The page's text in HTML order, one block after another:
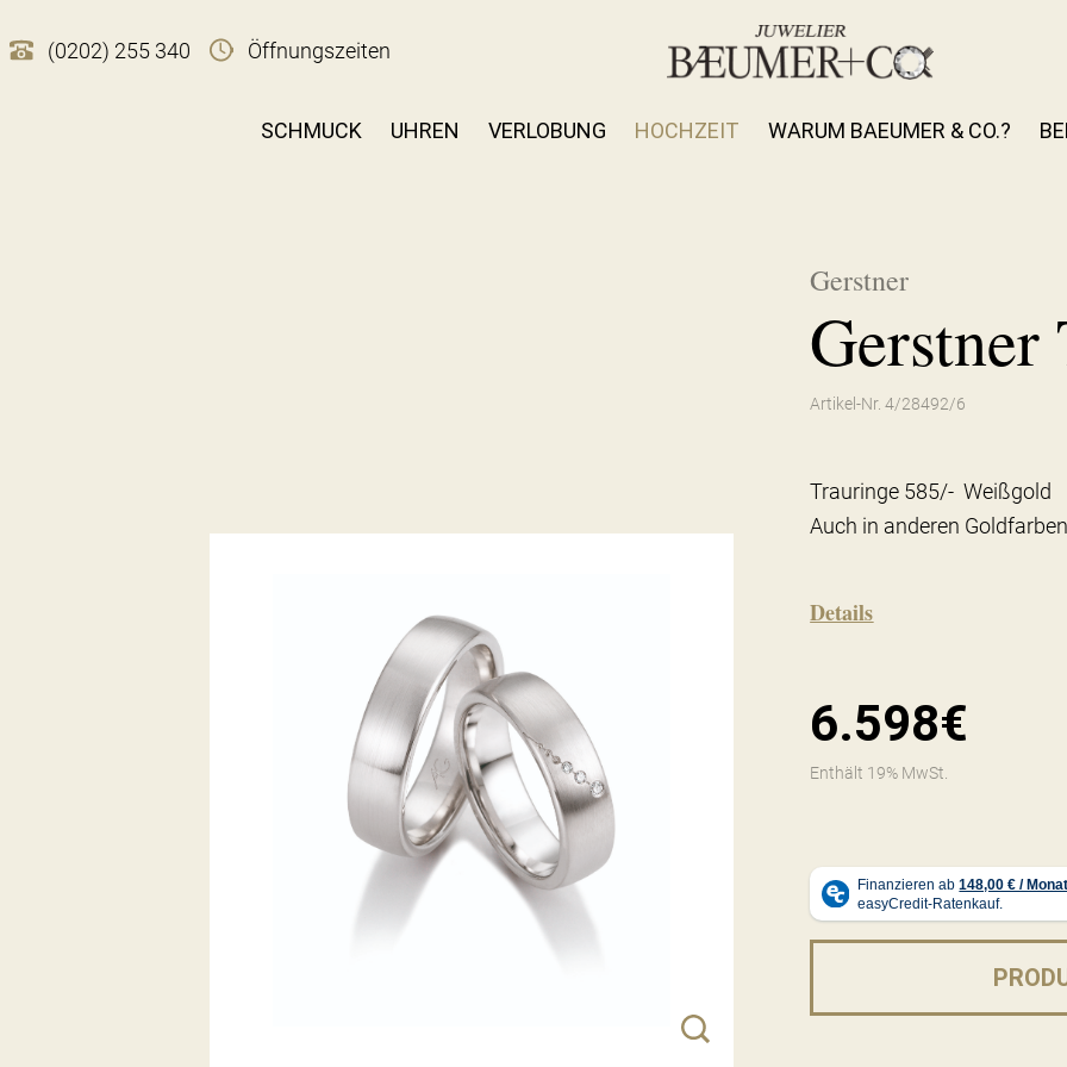
(0202) 255 340 Öffnungszeiten
SCHMUCK UHREN VERLOBUNG HOCHZEIT WARUM BAEUMER & CO.?
Gerstner
Gerstner
Artikel-Nr. 4/28492/6
Trauringe 585/- Weißgold
Auch in anderen
Details
6.598€
Enthält 19% MwSt.